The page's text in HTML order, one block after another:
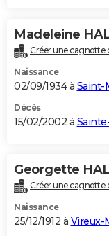
Madeleine
Créer une cagnotte
Naissance
02/09/1934 à Saint-
Décès
15/02/2002 à
Georgette
Créer une cagnotte
Naissance
25/12/1912 à Vireux-